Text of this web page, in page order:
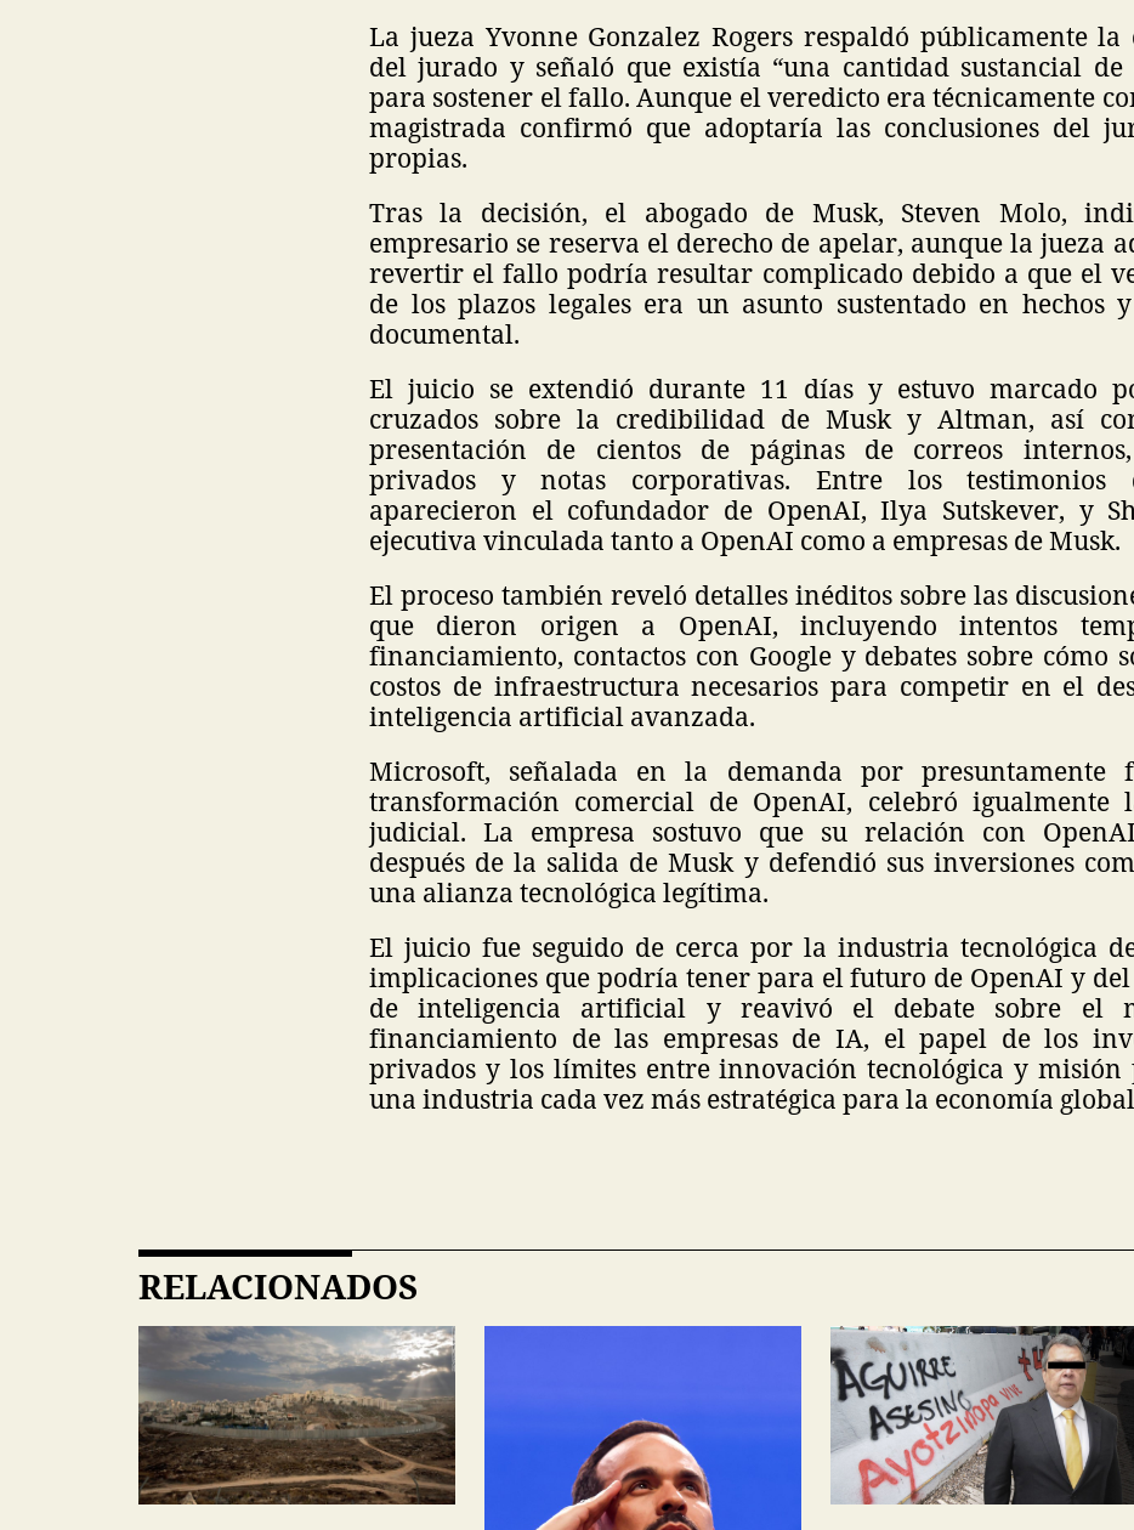
La jueza Yvonne Gonzalez Rogers respaldó públicamente la
del jurado y señaló que existía “una cantidad sustancial de
para sostener el fallo. Aunque el veredicto era técnicamente
magistrada confirmó que adoptaría las conclusiones del
propias.
Tras la decisión, el abogado de Musk, Steven Molo,
empresario se reserva el derecho de apelar, aunque la jueza
revertir el fallo podría resultar complicado debido a que el
de los plazos legales era un asunto sustentado en hechos
documental.
El juicio se extendió durante 11 días y estuvo marcado
cruzados sobre la credibilidad de Musk y Altman, así
presentación de cientos de páginas de correos internos,
privados y notas corporativas. Entre los testimonios
aparecieron el cofundador de OpenAI, Ilya Sutskever, y
ejecutiva vinculada tanto a OpenAI como a empresas de Musk.
El proceso también reveló detalles inéditos sobre las
que dieron origen a OpenAI, incluyendo intentos
financiamiento, contactos con Google y debates sobre cómo
costos de infraestructura necesarios para competir en el
inteligencia artificial avanzada.
Microsoft, señalada en la demanda por presuntamente
transformación comercial de OpenAI, celebró igualmente
judicial. La empresa sostuvo que su relación con
después de la salida de Musk y defendió sus inversiones
una alianza tecnológica legítima.
El juicio fue seguido de cerca por la industria tecnológica
implicaciones que podría tener para el futuro de OpenAI y
de inteligencia artificial y reavivó el debate sobre el
financiamiento de las empresas de IA, el papel de los
privados y los límites entre innovación tecnológica y misión
una industria cada vez más estratégica para la economía
RELACIONADOS